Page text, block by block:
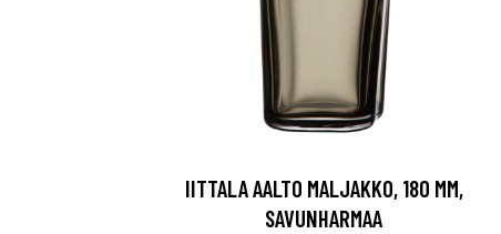
IITTALA AALTO MALJAKKO, 180 MM,
SAVUNHARMAA